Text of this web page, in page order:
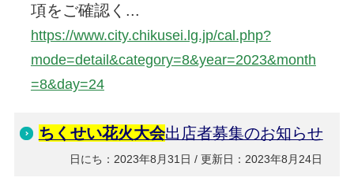
項をご確認く...
https://www.city.chikusei.lg.jp/cal.php?
mode=detail&category=8&year=2023&month
=8&day=24
ちくせい花火大会出店者募集のお知らせ
日にち：2023年8月31日 / 更新日：2023年8月24日